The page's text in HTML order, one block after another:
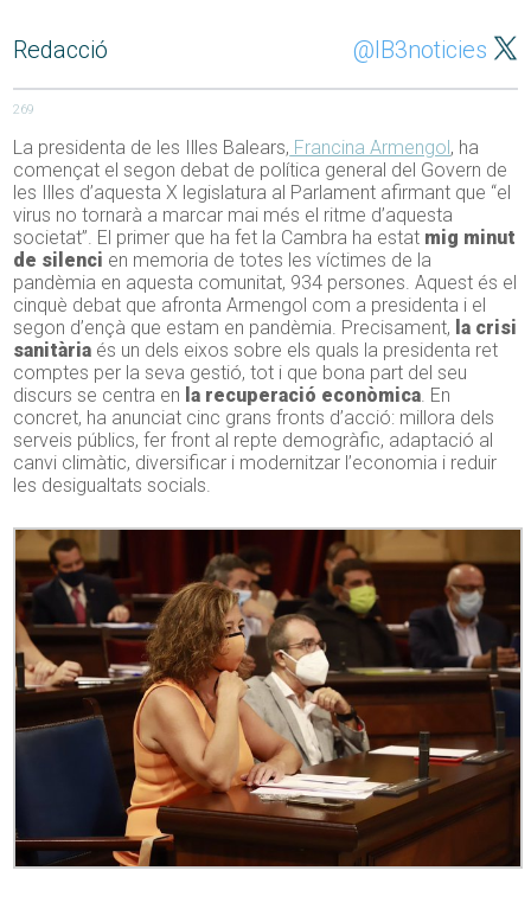
Redacció @IB3noticies
269
La presidenta de les Illes Balears, Francina Armengol , ha
començat el segon debat de política general del Govern de
les Illes d’aquesta X legislatura al Parlament afirmant que “el
virus no tornarà a marcar mai més el ritme d’aquesta
societat”. El primer que ha fet la Cambra ha estat mig minut
de silenci en memoria de totes les víctimes de la
pandèmia en aquesta comunitat, 934 persones. Aquest és el
cinquè debat que afronta Armengol com a presidenta i el
segon d’ençà que estam en pandèmia. Precisament, la crisi
sanitària és un dels eixos sobre els quals la presidenta ret
comptes per la seva gestió, tot i que bona part del seu
discurs se centra en la recuperació econòmica. En
concret, ha anunciat cinc grans fronts d’acció: millora dels
serveis públics, fer front al repte demogràfic, adaptació al
canvi climàtic, diversificar i modernitzar l’economia i reduir
les desigualtats socials.